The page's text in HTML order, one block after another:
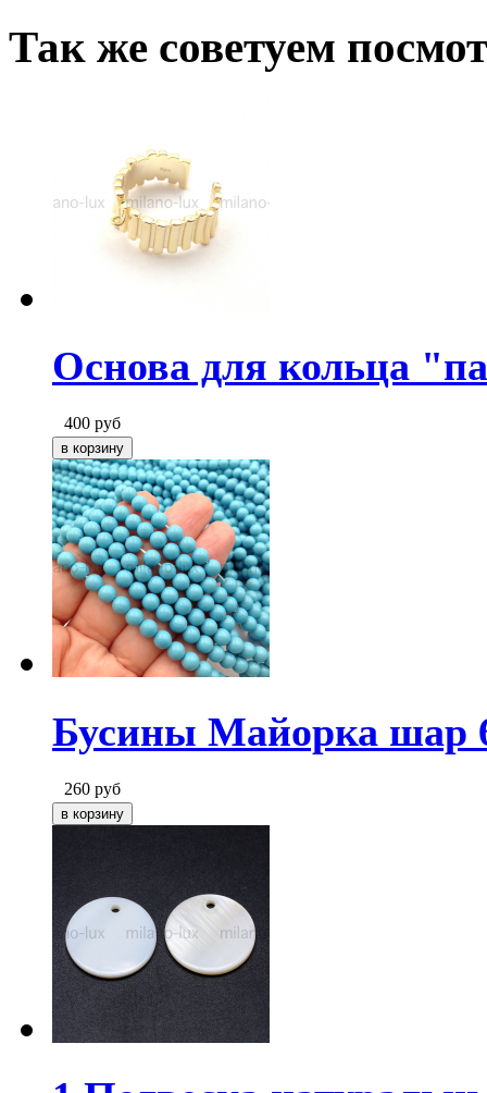
Так же советуем
Основа для кольца
400 руб
Бусины Майорка шар
260 руб